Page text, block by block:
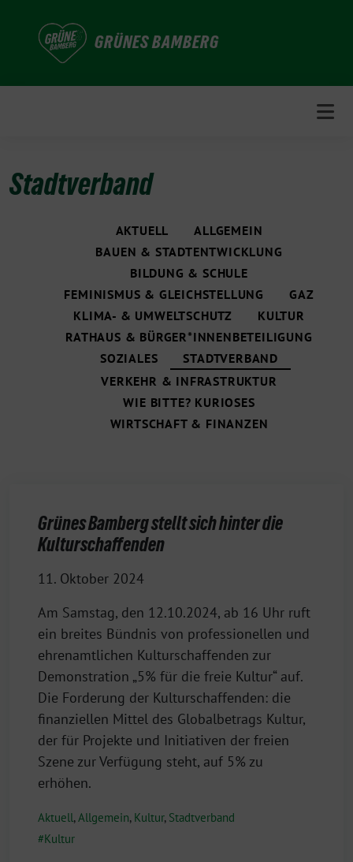
GRÜNES BAMBERG
Stadtverband
AKTUELL
ALLGEMEIN
BAUEN & STADTENTWICKLUNG
BILDUNG & SCHULE
FEMINISMUS & GLEICHSTELLUNG
GAZ
KLIMA- & UMWELTSCHUTZ
KULTUR
RATHAUS & BÜRGER*INNENBETEILIGUNG
SOZIALES
STADTVERBAND
VERKEHR & INFRASTRUKTUR
WIE BITTE? KURIOSES
WIRTSCHAFT & FINANZEN
Grünes Bamberg stellt sich hinter die
Kulturschaffenden
11. Oktober 2024
Am Samstag, den 12.10.2024, ab 16 Uhr ruft
ein breites Bündnis von professionellen und
ehrenamtlichen Kulturschaffenden zur
Demonstration „5% für die freie Kultur“ auf.
Die Forderung der Kulturschaffenden: die
finanziellen Mittel des Globalbetrags Kultur,
der für Projekte und Initiativen der freien
Szene zur Verfügung steht, auf 5% zu
erhöhen.
Aktuell,Allgemein, Kultur, Stadtverband
Kultur